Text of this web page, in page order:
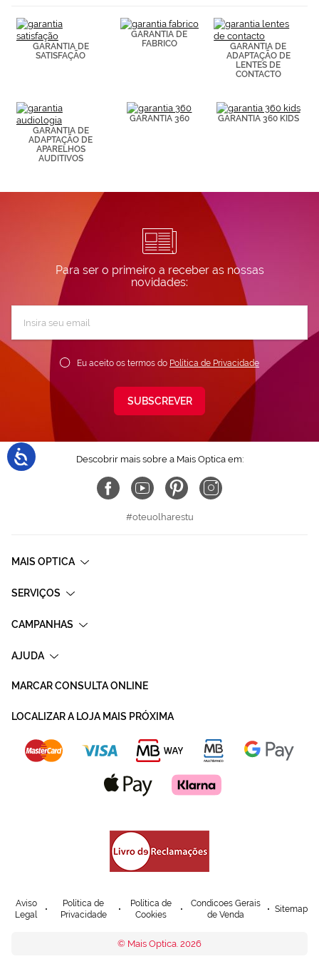
de páginas
visitadas).
Puedes
consultar más
Cookies.
GARANTIA DE
SATISFAÇÃO
GARANTIA DE
FABRICO
GARANTIA DE
ADAPTAÇÃO DE
LENTES DE
CONTACTO
GARANTIA DE
ADAPTAÇÃO DE
APARELHOS
AUDITIVOS
GARANTIA 360 GARANTIA 360 KIDS
Para ser o primeiro a receber as nossas
novidades:
Newsletter:
Eu aceito os termos do Política de Privacidade
SUBSCREVER
Descobrir mais sobre a Mais Optica em:
#oteuolharestu
MAIS OPTICA
SERVIÇOS
CAMPANHAS
AJUDA
MARCAR CONSULTA ONLINE
LOCALIZAR A LOJA MAIS PRÓXIMA
Aviso
Legal
Política de
Privacidade
Política de
Cookies
Condicoes Gerais
de Venda
Sitemap
© Mais Optica. 2026